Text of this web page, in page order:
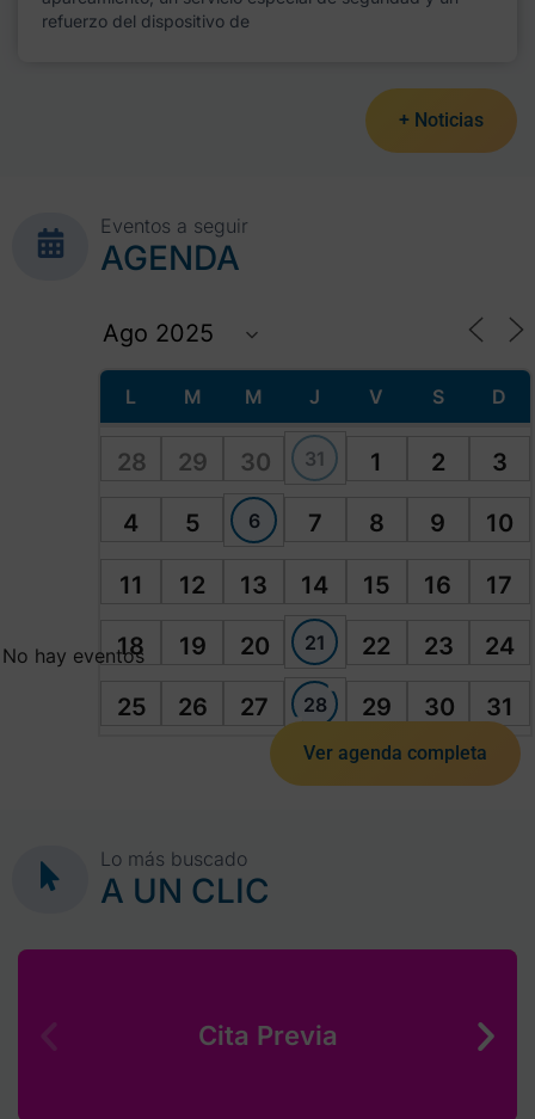
refuerzo del dispositivo de
+ Noticias
Eventos a seguir
AGENDA
L M M J V S D
28 29 30 31 1 2 3
4 5 6 7 8 9 10
11 12 13 14 15 16 17
18 19 20 21 22 23 24
25 26 27 28 29 30 31
No hay eventos
Ver agenda completa
Lo más buscado
A UN CLIC
Cita Previa